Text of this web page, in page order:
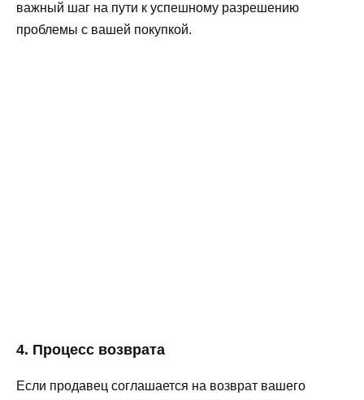
важный шаг на пути к успешному разрешению
проблемы с вашей покупкой.
4. Процесс возврата
Если продавец соглашается на возврат вашего